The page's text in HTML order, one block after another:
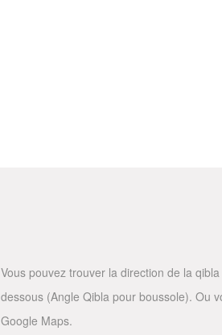
Vous pouvez trouver la direction de la
dessous (Angle Qibla pour boussole). Ou
Google Maps.